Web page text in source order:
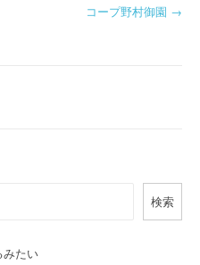
コープ野村御園 →
検索
みたい